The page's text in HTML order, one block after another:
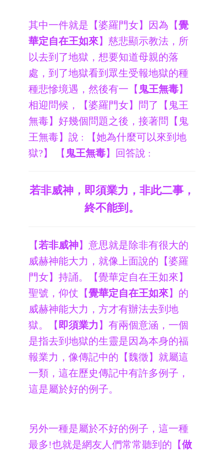
其中一件就是【婆羅門女】因為【覺
華定自在王如來】慈悲顯示教法，所
以去到了地獄，想要知道母親的落
處，到了地獄看到眾生受報地獄的種
種悲慘境遇，然後有一【 鬼王無毒】
相迎問候，【婆羅門女】問了【鬼王
無毒】好幾個問題之後，接著問【鬼
王無毒】說 : 【她為什麼可以來到地
獄?】 【 鬼王無毒】回答說 :
若非威神，即須業力，非此二事，
終不能到。
【若非威神】意思就是除非有很大的
威赫神能大力，就像上面說的【婆羅
門女】持誦。【覺華定自在王如來】
聖號，仰仗【覺華定自在王如來】的
威赫神能大力，方才有辦法去到地
獄。【即須業力 】有兩個意涵，一個
是指去到地獄的生靈是因為本身的福
報業力，像傳記中的【魏徵】就屬這
一類，這在歷史傳記中有許多例子，
這是屬於好的例子。
另外一種是屬於不好的例子，這一種
最多!也就是網友人們常常聽到的【做